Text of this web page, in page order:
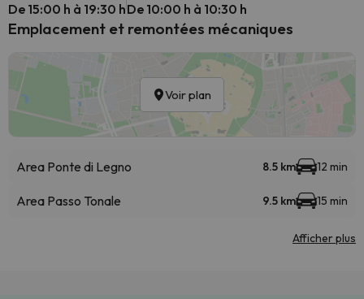
De 15:00 h à 19:30 hDe 10:00 h à 10:30 h
Emplacement et remontées mécaniques
Voir plan
Area Ponte di Legno 8.5 km 12 min
Area Passo Tonale 9.5 km 15 min
Afficher plus